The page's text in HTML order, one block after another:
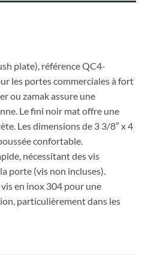
plate), référence QC4-
les portes commerciales à fort
ou zamak assure une
Le fini noir mat offre une
Les dimensions de 3 3/8″ x 4
confortable.
nécessitant des vis
porte (vis non incluses).
en inox 304 pour une
particulièrement dans les